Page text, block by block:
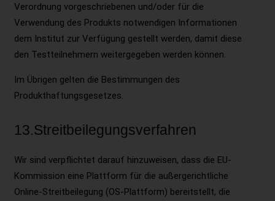
Verordnung vorgeschriebenen und/oder für die
Verwendung des Produkts notwendigen Informationen
dem Institut zur Verfügung gestellt werden, damit diese
den Testteilnehmern weitergegeben werden können.
Im Übrigen gelten die Bestimmungen des
Produkthaftungsgesetzes.
13.Streitbeilegungsverfahren
Wir sind verpflichtet darauf hinzuweisen, dass die EU-
Kommission eine Plattform für die außergerichtliche
Online-Streitbeilegung (OS-Plattform) bereitstellt, die